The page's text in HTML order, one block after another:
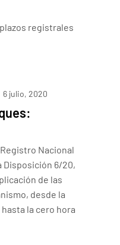
registrales
6 julio, 2020
Nacional
Disposición 6/20,
de las
desde la
la cero hora